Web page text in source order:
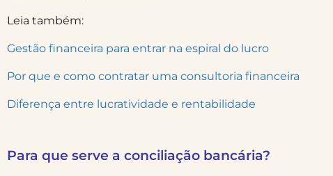
Leia também:
Gestão financeira para entrar na espiral do lucro
Por que e como contratar uma consultoria financeira
Diferença entre lucratividade e rentabilidade
Para que serve a conciliação bancária?